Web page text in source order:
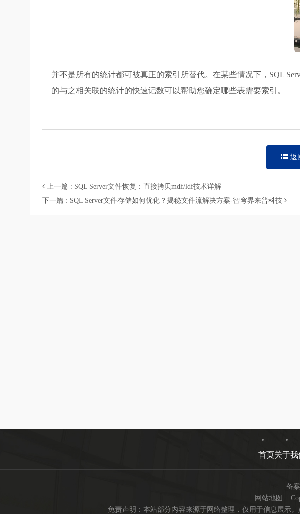
并不是所有的统计都可被真正的索引所替代。在某些情况下，SQL
的与之相关联的统计的快速记数可以帮助您确定哪些表需要索引。
返
上一篇 : SQL Server文件恢复：直接拷贝mdf/ldf技术详解
下一篇 : SQL Server文件存储如何优化？揭秘文件流解决方案-智穹界来普科技
首页关于我
备
网站地图
免责声明：本站部分内容来源于网络整理，仅用于信息展示。